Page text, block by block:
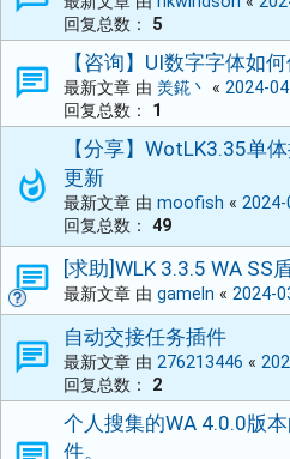
回复总数： 5
【咨询】UI数字字体如
最新文章 由 羙錵丶 « 2024-
回复总数： 1
【分享】WotLK3.35单
更新
最新文章 由 moofish « 2024-
回复总数： 49
[求助]WLK 3.3.5 WA SS
最新文章 由 gameln « 2024-
自动交接任务插件
最新文章 由 276213446 «
回复总数： 2
个人搜集的WA 4.0.0版
件。